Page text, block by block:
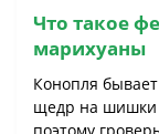
Что такое
марихуаны
Конопля
щедр на шишки